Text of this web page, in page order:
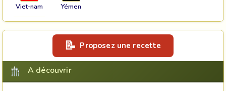
Viet-nam Yémen
Proposez une recette
A découvrir